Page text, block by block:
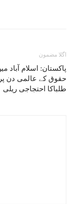
اگلا مضمون
پاکستان: اسلام آباد
حقوق کے عالمی دن
طلباکا احتجاجی ریلی